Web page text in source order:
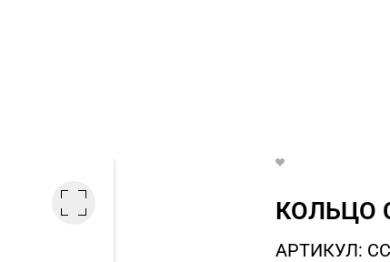
КОЛЬЦО
АРТИКУЛ: